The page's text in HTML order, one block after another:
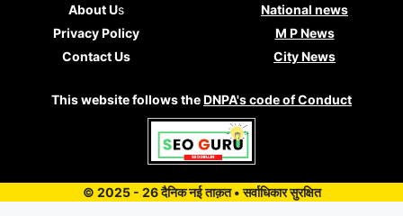
About Us
Privacy Policy
Contact Us
National news
M P News
City News
This website follows theDNPA's code of Conduct
© 2025 - 26 दैनिक नई ताक़त • सर्वाधिकार सुरक्षित